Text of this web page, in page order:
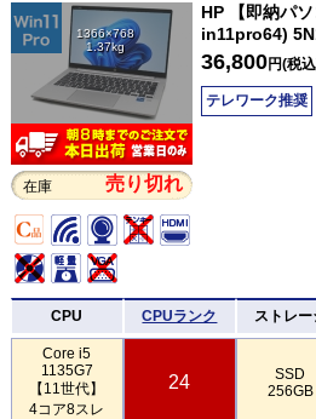
1366×768
1.37kg
在庫 売り切れ
HP 【即納パ
in11pro64)
36,800円(税
テレワーク推奨
CPU CPUランク ストレー
Core i5
1135G7
【11世代】
4コア8スレ
24
SSD
256GB